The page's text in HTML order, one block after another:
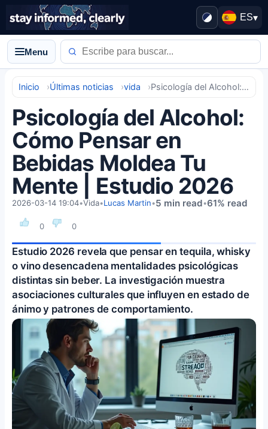
ES▾
Menu
Inicio Últimas noticias vida Psicología del Alcohol: Cómo Pensar en Bebidas Moldea Tu Mente | Estudio 2026
Psicología del Alcohol:
Cómo Pensar en
Bebidas Moldea Tu
Mente | Estudio 2026
0 0
2026-03-14 19:04•Vida•Lucas Martin•5 min read•61% read
Estudio 2026 revela que pensar en tequila, whisky
o vino desencadena mentalidades psicológicas
distintas sin beber. La investigación muestra
asociaciones culturales que influyen en estado de
ánimo y patrones de comportamiento.